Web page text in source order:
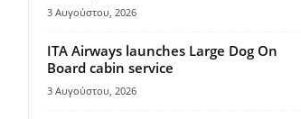
3 Αυγούστου, 2026
ITA Airways launches Large Dog On
Board cabin service
3 Αυγούστου, 2026